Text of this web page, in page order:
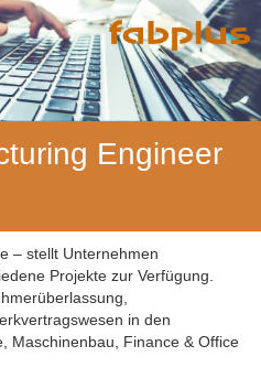
Engineer
– stellt Unternehmen
Projekte zur Verfügung.
in den
Maschinenbau, Finance & Office